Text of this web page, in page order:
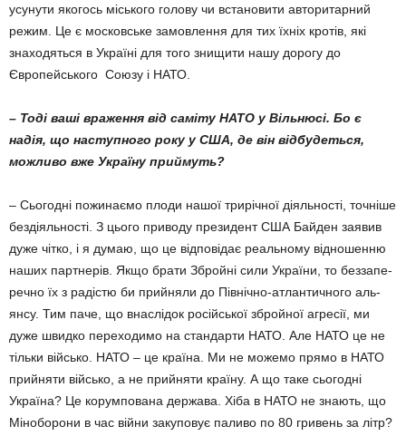
усунути якогось міського голову чи вста­новити авторитарний
режим. Це є мос­ковське замовлення для тих їхніх кротів, які
знаходяться в Україні для того знищити нашу дорогу до
Європейського Союзу і НАТО.
– Тоді ваші враження від саміту НАТО у Вільнюсі. Бо є
надія, що наступного року у США, де він відбудеться,
можли­во вже Україну приймуть?
– Сьогодні пожи­наємо плоди нашої триріч­ної діяльності, точніше
бездіяльності. З цьо­го приводу пре­зидент США Байден заявив
дуже чітко, і я думаю, що це відповідає ре­альному відно­шенню
наших партнерів. Як­що брати Зброй­ні сили України, то беззапе­
речно їх з радістю би прийняли до Північно-атлантичного аль­
янсу. Тим паче, що внаслі­док російської збройної агресії, ми
дуже швидко перехо­димо на стандарти НАТО. Але НАТО це не
тільки військо. НАТО – це країна. Ми не можемо прямо в НАТО
прий­няти військо, а не прийняти країну. А що таке сьогодні
Україна? Це корумпована дер­жава. Хіба в НАТО не знають, що
Міноборо­ни в час війни закуповує паливо по 80 гривень за літр?